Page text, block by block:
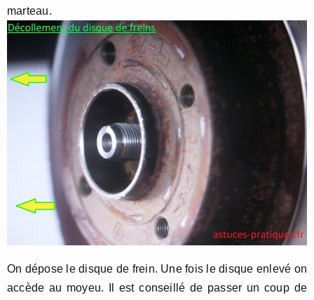
marteau.
On dépose le disque de frein. Une fois le disque enlevé on
accède au moyeu. Il est conseillé de passer un coup de